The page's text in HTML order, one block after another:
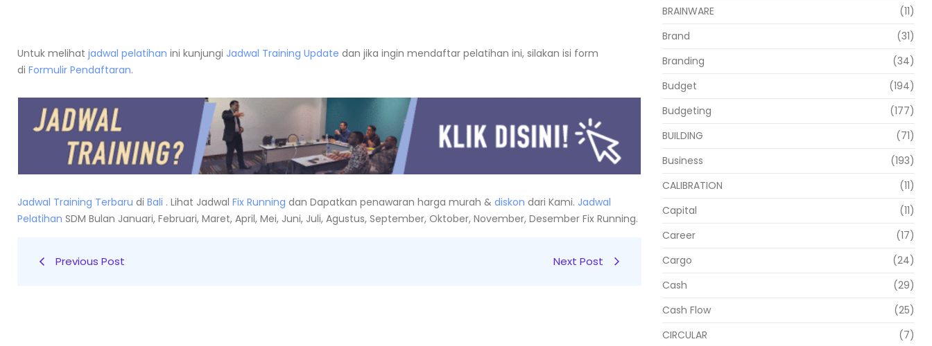
Untuk melihat jadwal pelatihan ini kunjungi Jadwal Training Update dan jika ingin mendaftar pelatihan ini, silakan isi form
di Formulir Pendaftaran.
Jadwal Training Terbaru di Bali . Lihat Jadwal Fix Running dan Dapatkan penawaran harga murah & diskon dari Kami. Jadwal
Pelatihan SDM Bulan Januari, Februari, Maret, April, Mei, Juni, Juli, Agustus, September, Oktober, November, Desember Fix Running.
Previous Post Next Post
BRAINWARE
(11)
Brand
(31)
Branding
(34)
Budget
(194)
Budgeting
(177)
BUILDING
(71)
Business
(193)
CALIBRATION
(11)
Capital
(11)
Career
(17)
Cargo
(24)
Cash
(29)
Cash Flow
(25)
CIRCULAR
(7)